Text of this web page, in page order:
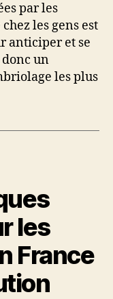
par les
les gens est
anticiper et se
un
les plus
les
France